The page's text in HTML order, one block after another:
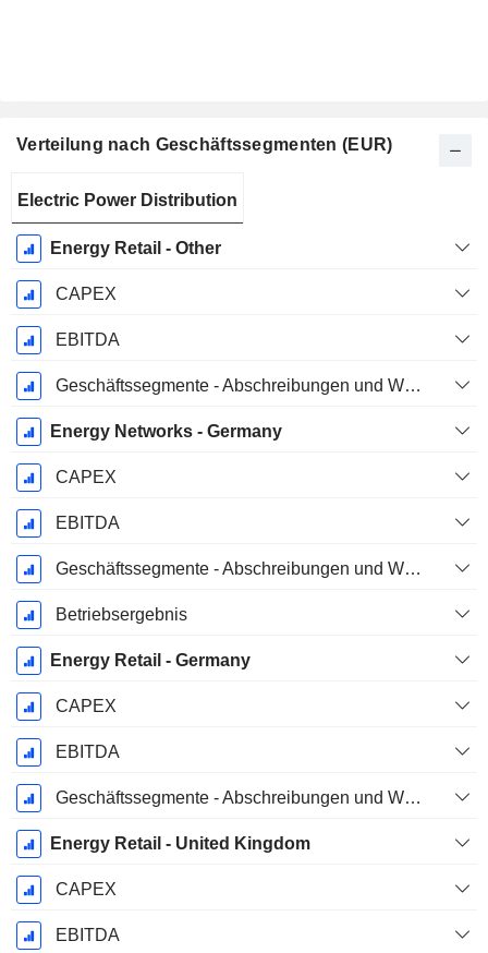
Verteilung nach Geschäftssegmenten (EUR)
Geschäftsjahres:
Dezember
Electric Power Distribution
Energy Retail - Other
CAPEX
EBITDA
Geschäftssegmente - Abschreibungen und Wertminderungen
Energy Networks - Germany
CAPEX
EBITDA
Geschäftssegmente - Abschreibungen und Wertminderungen
Betriebsergebnis
Energy Retail - Germany
CAPEX
EBITDA
Geschäftssegmente - Abschreibungen und Wertminderungen
Energy Retail - United Kingdom
CAPEX
EBITDA